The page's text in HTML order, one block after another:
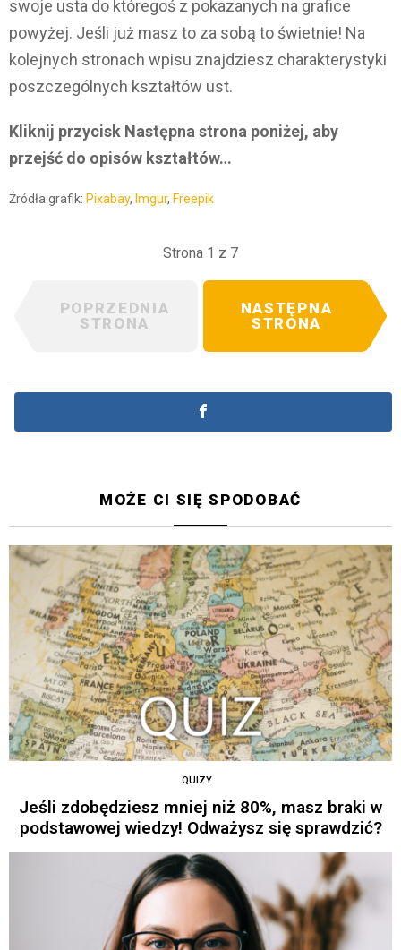
swoje usta do któregoś z pokazanych na grafice
powyżej. Jeśli już masz to za sobą to świetnie! Na
kolejnych stronach wpisu znajdziesz charakterystyki
poszczególnych kształtów ust.
Kliknij przycisk Następna strona poniżej, aby
przejść do opisów kształtów…
Źródła grafik: Pixabay, Imgur, Freepik
Strona 1 z 7
POPRZEDNIA
STRONA
NASTĘPNA
STRONA
MOŻE CI SIĘ SPODOBAĆ
QUIZY
Jeśli zdobędziesz mniej niż 80%, masz braki w
podstawowej wiedzy! Odważysz się sprawdzić?